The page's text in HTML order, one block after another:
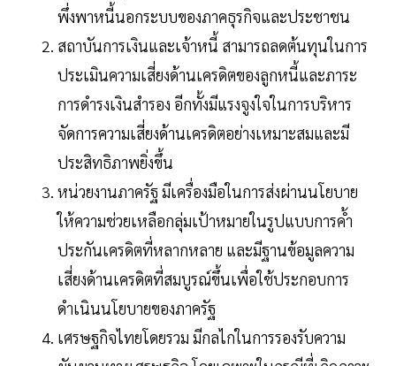
พึ่งพาหนี้นอกระบบของภาคธุรกิจและประชาชน
สถาบันการเงินและเจ้าหนี้ สามารถลดต้นทุนในการ
ประเมินความเสี่ยงด้านเครดิตของลูกหนี้และภาระ
การดำรงเงินสำรอง อีกทั้งมีแรงจูงใจในการบริหาร
จัดการความเสี่ยงด้านเครดิตอย่างเหมาะสมและมี
ประสิทธิภาพยิ่งขึ้น
หน่วยงานภาครัฐ มีเครื่องมือในการส่งผ่านนโยบาย
ให้ความช่วยเหลือกลุ่มเป้าหมายในรูปแบบการค้ำ
ประกันเครดิตที่หลากหลาย และมีฐานข้อมูลความ
เสี่ยงด้านเครดิตที่สมบูรณ์ขึ้นเพื่อใช้ประกอบการ
ดำเนินนโยบายของภาครัฐ
เศรษฐกิจไทยโดยรวม มีกลไกในการรองรับความ